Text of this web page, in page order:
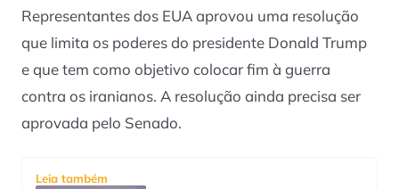
Representantes dos EUA aprovou uma resolução
que limita os poderes do presidente Donald Trump
e que tem como objetivo colocar fim à guerra
contra os iranianos. A resolução ainda precisa ser
aprovada pelo Senado.
Leia também